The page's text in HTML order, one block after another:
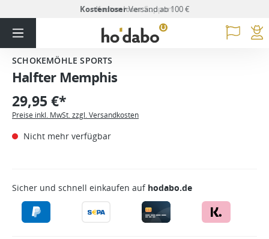
KostenloserVersand ab 100 €
SCHOKEMÖHLE SPORTS
Halfter Memphis
29,95 €*
Preise inkl. MwSt. zzgl. Versandkosten
Nicht mehr verfügbar
Sicher und schnell einkaufen auf hodabo.de